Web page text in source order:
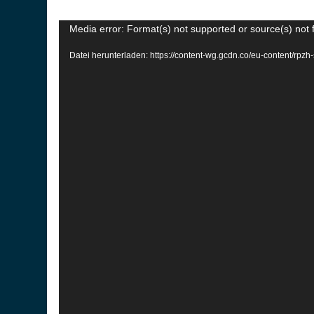
Video-
Media error: Format(s) not supported or source(s) not
Datei herunterladen: https://content-wg.gcdn.co/eu-content/